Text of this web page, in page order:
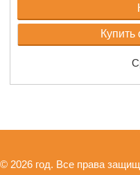
© 2026 год. Все права